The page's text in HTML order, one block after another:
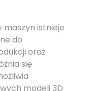
maszyn istnieje
do
oraz
się
modeli 3D